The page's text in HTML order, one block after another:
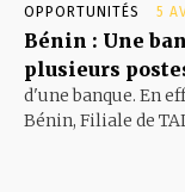
OPPORTUNITÉS 5
Bénin : Une
plusieurs
d'une banque. En
Bénin, Filiale de